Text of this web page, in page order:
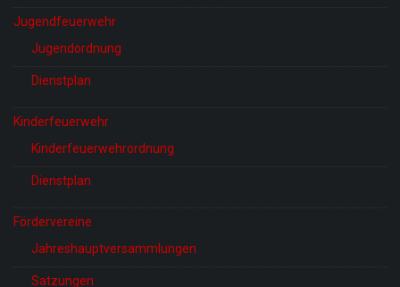
Jugendfeuerwehr
Jugendordnung
Dienstplan
Kinderfeuerwehr
Kinderfeuerwehrordnung
Dienstplan
Fördervereine
Jahreshauptversammlungen
Satzungen